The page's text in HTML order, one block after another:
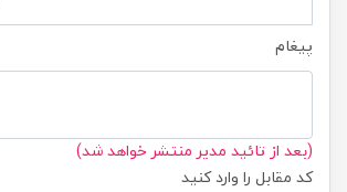
پیغام
(بعد از تائید مدیر منتشر خواهد شد)
کد مقابل را وارد کنید